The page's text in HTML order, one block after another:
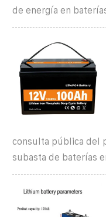
de energía en
consulta pública del
subasta de baterías